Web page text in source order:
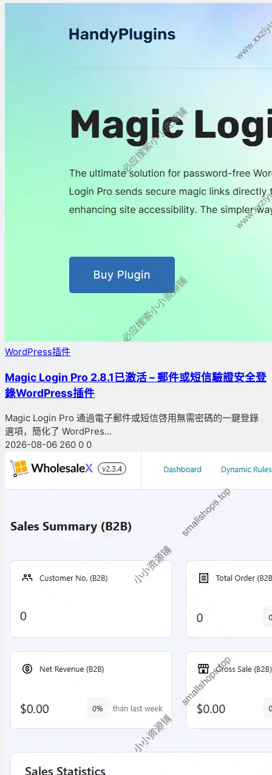
WordPress插件
Magic Login Pro 2.8.1已激活 – 郵件或短信驗證安全登
錄WordPress插件
Magic Login Pro 通過電子郵件或短信啓用無需密碼的一鍵登錄
選項，簡化了 WordPres...
2026-08-06 260 0 0